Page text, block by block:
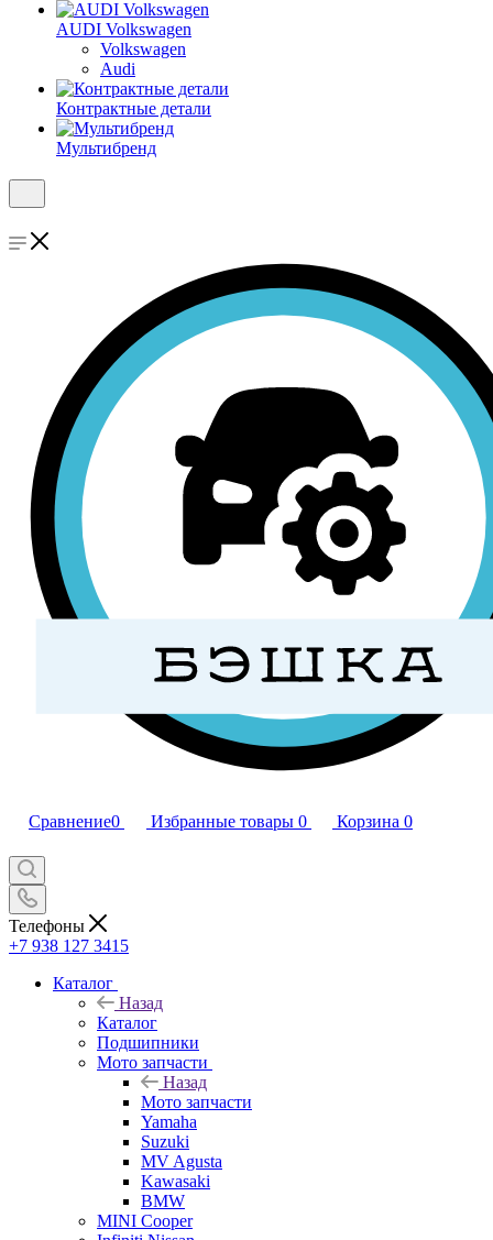
AUDI Volkswagen
Volkswagen
Audi
Контрактные детали
Мультибренд
Сравнение0 Избранные товары 0 Корзина 0
Телефоны
+7 938 127 3415
Каталог
Назад
Каталог
Подшипники
Мото запчасти
Назад
Мото запчасти
Yamaha
Suzuki
MV Agusta
Kawasaki
BMW
MINI Cooper